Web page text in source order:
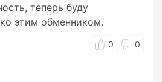
теперь буду
этим обменником.
0 0